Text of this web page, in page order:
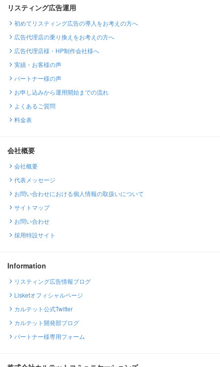
リスティング広告運用
初めてリスティング広告の導入をお考えの方へ
広告代理店の乗り換えをお考えの方へ
広告代理店様・HP制作会社様へ
実績・お客様の声
パートナー様の声
お申し込みから運用開始までの流れ
よくあるご質問
料金表
会社概要
会社概要
代表メッセージ
お問い合わせにおける個人情報の取扱いについて
サイトマップ
お問い合わせ
採用特設サイト
Information
リスティング広告情報ブログ
Lisketオフィシャルページ
カルテット公式Twitter
カルテット開発部ブログ
パートナー様専用フォーム